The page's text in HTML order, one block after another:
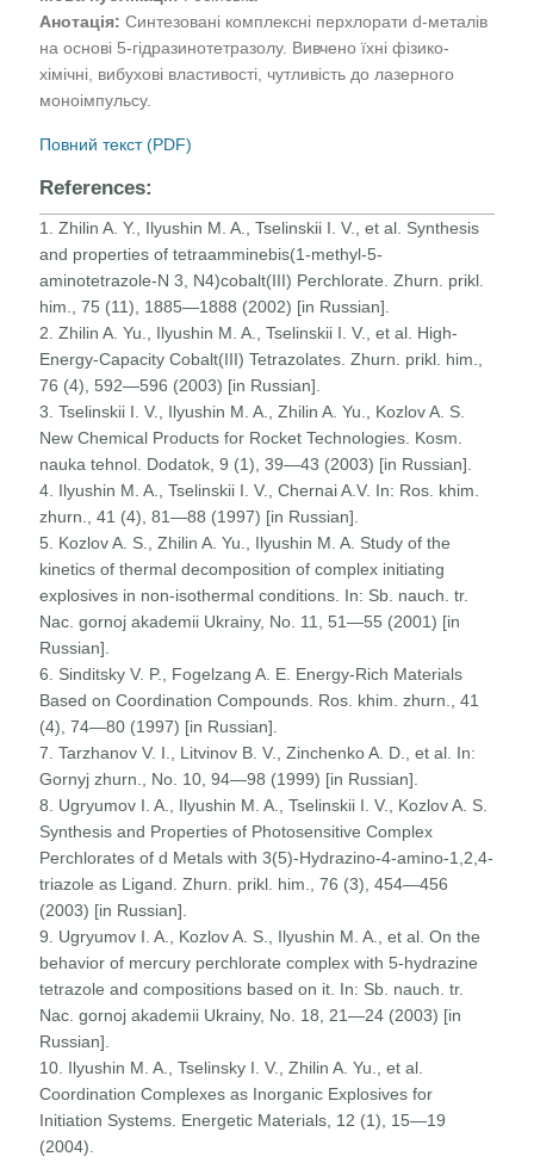
Анотація:Синтезовані комплексні перхлорати d-металів
на основі 5-гідразинотетразолу. Вивчено їхні фізико-
хімічні, вибухові властивості, чутливість до лазерного
моноімпульсу.
Повний текст (PDF)
References:
1. Zhilin A. Y., Ilyushin M. A., Tselinskii I. V., et al. Synthesis
and properties of tetraamminebis(1-methyl-5-
aminotetrazole-N 3, N4)cobalt(III) Perchlorate. Zhurn. prikl.
him., 75 (11), 1885—1888 (2002) [in Russian].
2. Zhilin A. Yu., Ilyushin M. A., Tselinskii I. V., et al. High-
Energy-Capacity Cobalt(III) Tetrazolates. Zhurn. prikl. him.,
76 (4), 592—596 (2003) [in Russian].
3. Tselinskii I. V., Ilyushin M. A., Zhilin A. Yu., Kozlov A. S.
New Chemical Products for Rocket Technologies. Kosm.
nauka tehnol. Dodatok, 9 (1), 39—43 (2003) [in Russian].
4. Ilyushin M. A., Tselinskii I. V., Chernai A.V. In: Ros. khim.
zhurn., 41 (4), 81—88 (1997) [in Russian].
5. Kozlov A. S., Zhilin A. Yu., Ilyushin M. A. Study of the
kinetics of thermal decomposition of complex initiating
explosives in non-isothermal conditions. In: Sb. nauch. tr.
Nac. gornoj akademii Ukrainy, No. 11, 51—55 (2001) [in
Russian].
6. Sinditsky V. P., Fogelzang A. E. Energy-Rich Materials
Based on Coordination Compounds. Ros. khim. zhurn., 41
(4), 74—80 (1997) [in Russian].
7. Tarzhanov V. I., Litvinov B. V., Zinchenko A. D., et al. In:
Gornyj zhurn., No. 10, 94—98 (1999) [in Russian].
8. Ugryumov I. A., Ilyushin M. A., Tselinskii I. V., Kozlov A. S.
Synthesis and Properties of Photosensitive Complex
Perchlorates of d Metals with 3(5)-Hydrazino-4-amino-1,2,4-
triazole as Ligand. Zhurn. prikl. him., 76 (3), 454—456
(2003) [in Russian].
9. Ugryumov I. A., Kozlov A. S., Ilyushin M. A., et al. On the
behavior of mercury perchlorate complex with 5-hydrazine
tetrazole and compositions based on it. In: Sb. nauch. tr.
Nac. gornoj akademii Ukrainy, No. 18, 21—24 (2003) [in
Russian].
10. Ilyushin M. A., Tselinsky I. V., Zhilin A. Yu., et al.
Coordination Complexes as Inorganic Explosives for
Initiation Systems. Energetic Materials, 12 (1), 15—19
(2004).